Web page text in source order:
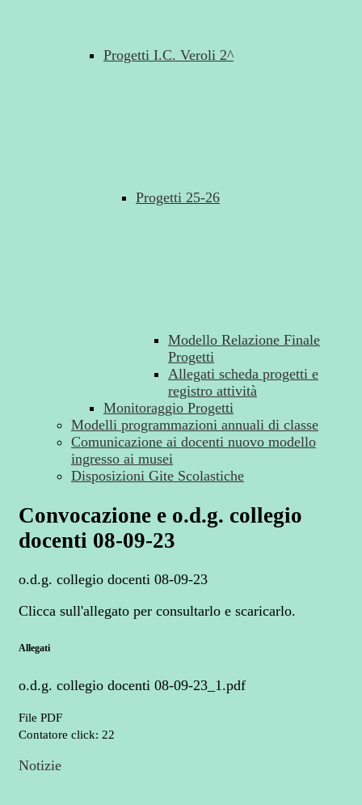
Progetti I.C. Veroli 2^
Progetti 25-26
Modello Relazione Finale
Progetti
Allegati scheda progetti e
registro attività
Monitoraggio Progetti
Modelli programmazioni annuali di classe
Comunicazione ai docenti nuovo modello
ingresso ai musei
Disposizioni Gite Scolastiche
Convocazione e o.d.g. collegio
docenti 08-09-23
o.d.g. collegio docenti 08-09-23
Clicca sull'allegato per consultarlo e scaricarlo.
Allegati
o.d.g. collegio docenti 08-09-23_1.pdf
File PDF
Contatore click: 22
Notizie